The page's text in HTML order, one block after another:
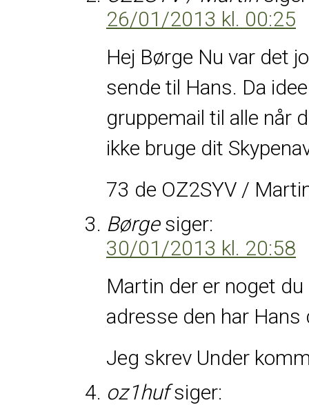
26/01/2013 kl. 00:25
Hej Børge Nu var det
sende til Hans. Da
gruppemail til alle når
ikke bruge dit
73 de OZ2SYV /
Børge siger:
30/01/2013 kl. 20:58
Martin der er noget
adresse den har Hans
Jeg skrev Under
oz1huf siger: